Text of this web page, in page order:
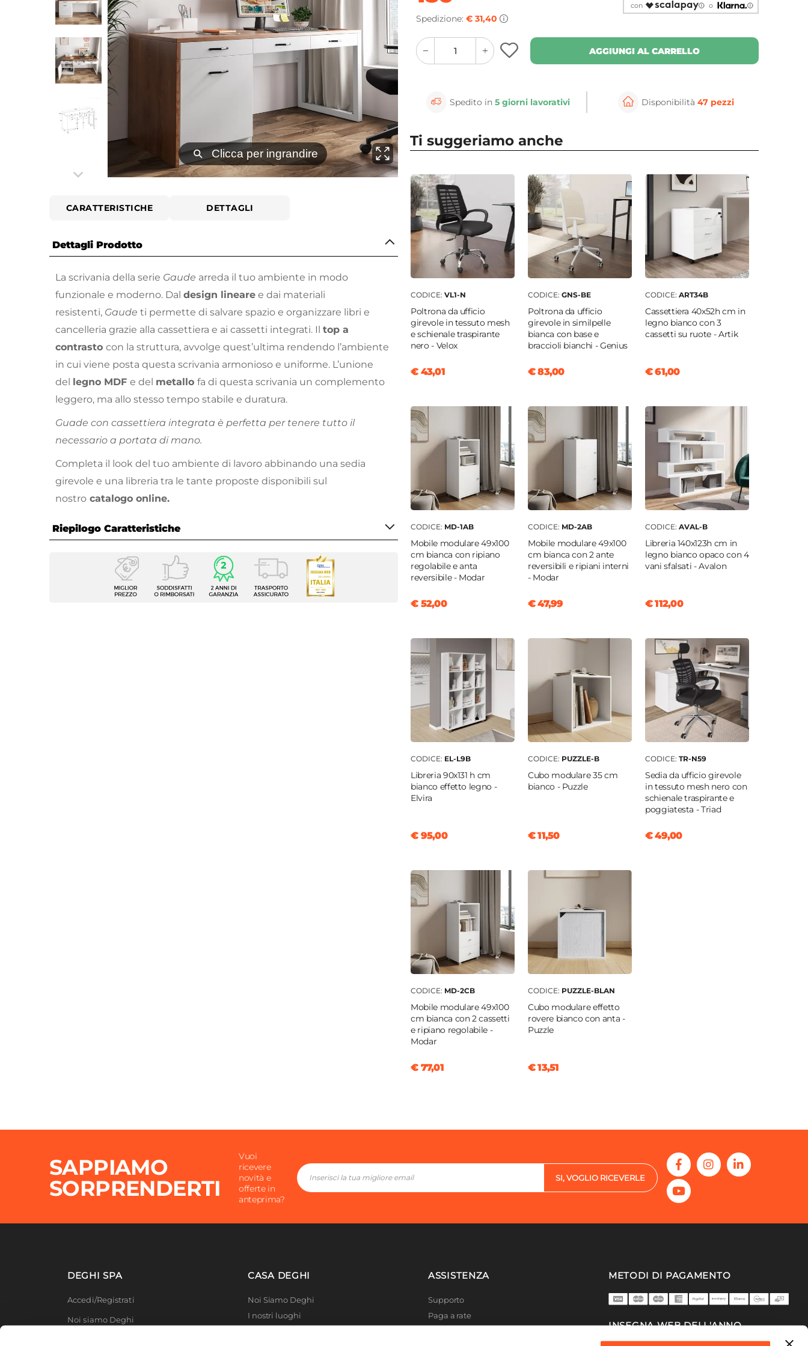
⚲ Clicca per ingrandire ⚲ Clicca per ingrandire
CARATTERISTICHE DETTAGLI
Dettagli Prodotto
La scrivania della serie Gaude arreda il tuo ambiente in modo
funzionale e moderno. Dal design lineare e dai materiali
resistenti, Gaude ti permette di salvare spazio e organizzare libri e
cancelleria grazie alla cassettiera e ai cassetti integrati. Il top a
contrasto con la struttura, avvolge quest’ultima rendendo l’ambiente
in cui viene posta questa scrivania armonioso e uniforme. L’unione
del
legno MDF e del metallo fa di questa scrivania un complemento
leggero, ma allo stesso tempo stabile e duratura.
Guade con cassettiera integrata è perfetta per tenere tutto il
necessario a portata di mano.
Completa il look del tuo ambiente di lavoro abbinando una sedia
girevole e una libreria tra le tante proposte disponibili sul
nostro catalogo online.
Riepilogo Caratteristiche
Caratteristiche
Scrivania
Gaude
Spedizione: € 31,40
con
o
quantity
button
quantity
minus
button
AGGIUNGI AL CARRELLO
Spedito in5 giorni lavorativi Disponibilità 47 pezzi
Ti suggeriamo anche
CODICE: VL1-N
Poltrona da ufficio
girevole in tessuto mesh
e schienale traspirante
nero - Velox
€ 43,01
CODICE: GNS-BE
Poltrona da ufficio
girevole in similpelle
bianca con base e
braccioli bianchi - Genius
€ 83,00
CODICE: ART34B
Cassettiera 40x52h cm in
legno bianco con 3
cassetti su ruote - Artik
€ 61,00
CODICE: MD-1AB
Mobile modulare 49x100
cm bianca con ripiano
regolabile e anta
reversibile - Modar
€ 52,00
CODICE: MD-2AB
Mobile modulare 49x100
cm bianca con 2 ante
reversibili e ripiani interni
- Modar
€ 47,99
CODICE: AVAL-B
Libreria 140x123h cm in
legno bianco opaco con 4
vani sfalsati - Avalon
€ 112,00
CODICE: EL-L9B
Libreria 90x131 h cm
bianco effetto legno -
Elvira
€ 95,00
CODICE: PUZZLE-B
Cubo modulare 35 cm
bianco - Puzzle
€ 11,50
CODICE: TR-N59
Sedia da ufficio girevole
in tessuto mesh nero con
schienale traspirante e
poggiatesta - Triad
€ 49,00
CODICE: MD-2CB
Mobile modulare 49x100
cm bianca con 2 cassetti
e ripiano regolabile -
Modar
€ 77,01
CODICE: PUZZLE-BLAN
Cubo modulare effetto
rovere bianco con anta -
Puzzle
€ 13,51
SAPPIAMO
SORPRENDERTI
Vuoi
ricevere
novità e
offerte in
anteprima?
SI, VOGLIO RICEVERLE
DEGHI SPA
Accedi/Registrati
Noi siamo Deghi
CASA DEGHI
Noi Siamo Deghi
I nostri luoghi
ASSISTENZA
Supporto
Paga a rate
METODI DI PAGAMENTO
INSEGNA WEB DELL'ANNO